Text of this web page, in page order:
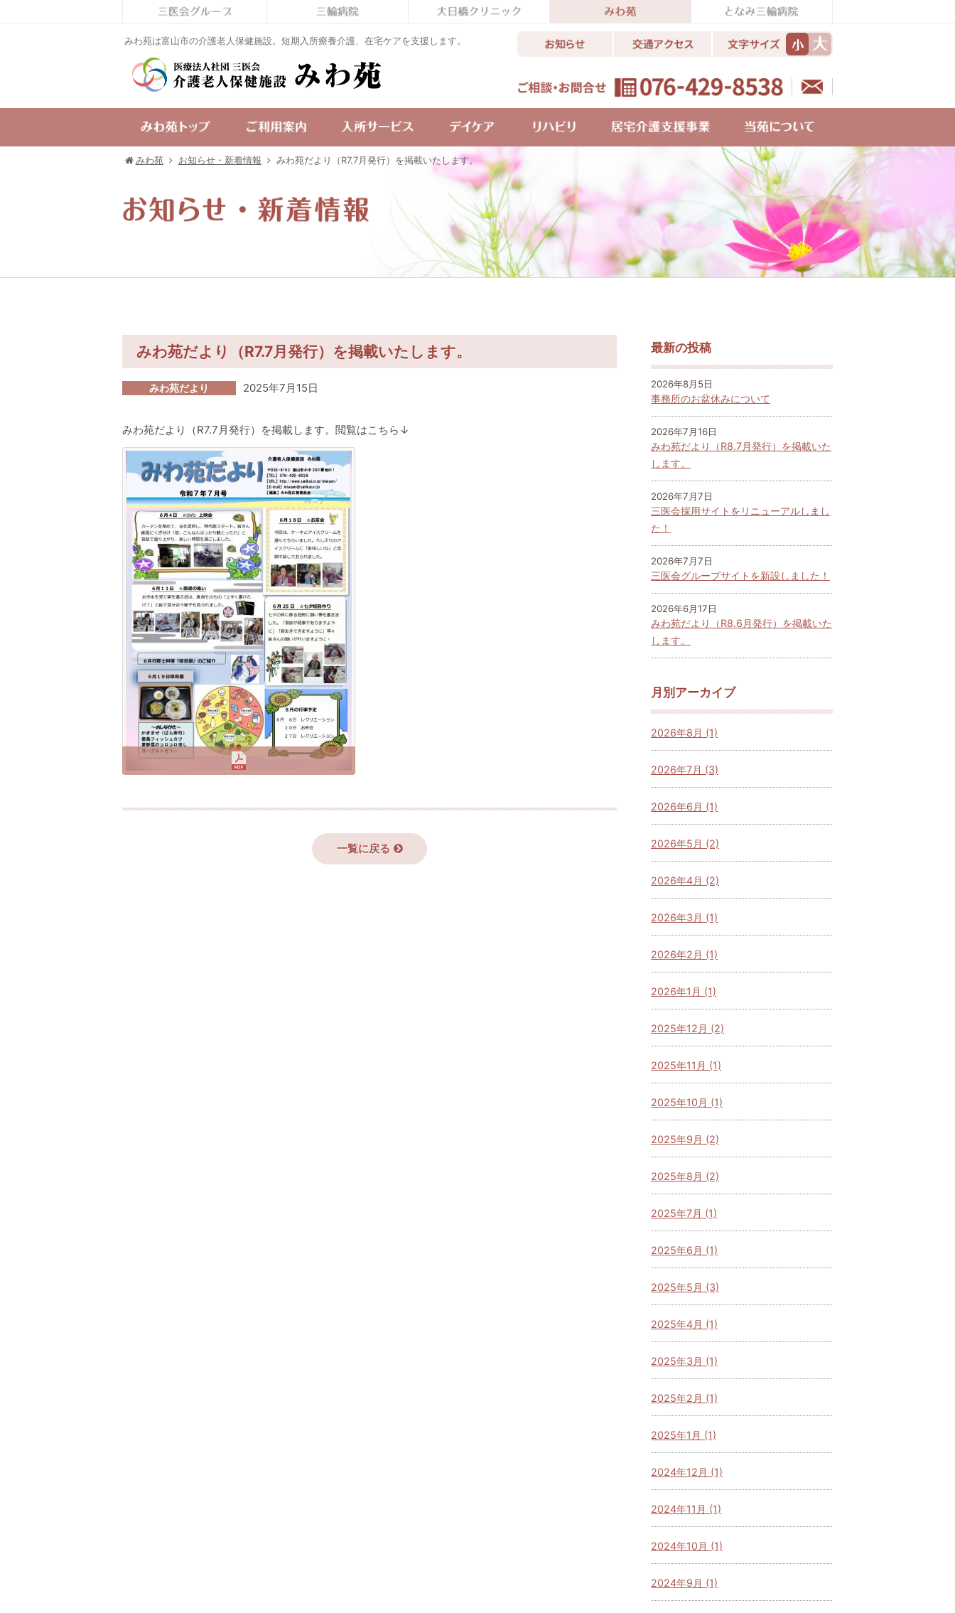
みわ苑は富山市の介護老人保健施設。短期入所療養介護、在宅ケアを支援します。
みわ苑 お知らせ・新着情報 みわ苑だより（R7.7月発行）を掲載いたします。
みわ苑だより（R7.7月発行）を掲載いたします。
みわ苑だより 2025年7月15日
みわ苑だより（R7.7月発行）を掲載します。閲覧はこちら↓
一覧に戻る
最新の投稿
2026年8月5日
事務所のお盆休みについて
2026年7月16日
みわ苑だより（R8.7月発行）を掲載いた
します。
2026年7月7日
三医会採用サイトをリニューアルしまし
た！
2026年7月7日
三医会グループサイトを新設しました！
2026年6月17日
みわ苑だより（R8.6月発行）を掲載いた
します。
月別アーカイブ
2026年8月 (1)
2026年7月 (3)
2026年6月 (1)
2026年5月 (2)
2026年4月 (2)
2026年3月 (1)
2026年2月 (1)
2026年1月 (1)
2025年12月 (2)
2025年11月 (1)
2025年10月 (1)
2025年9月 (2)
2025年8月 (2)
2025年7月 (1)
2025年6月 (1)
2025年5月 (3)
2025年4月 (1)
2025年3月 (1)
2025年2月 (1)
2025年1月 (1)
2024年12月 (1)
2024年11月 (1)
2024年10月 (1)
2024年9月 (1)